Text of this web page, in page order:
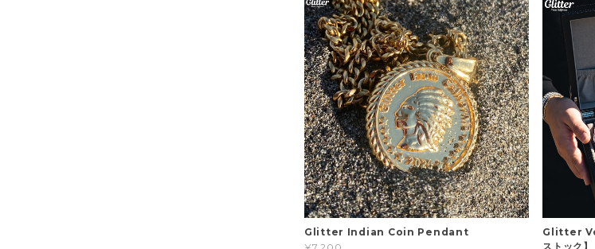
Glitter Indian Coin Pendant
Glitter
ストック】